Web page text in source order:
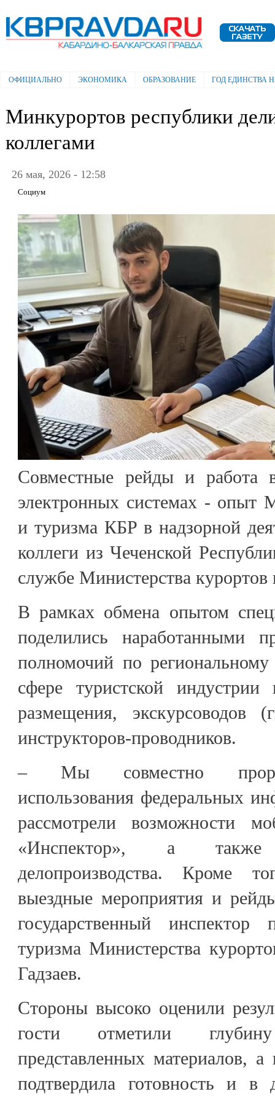
Электронная газета "Кабардино-
Балкарская правда"
Главное меню
ОФИЦИАЛЬНО ЭКОНОМИКА ОБРАЗОВАНИЕ ГОД ЕДИНСТВА
Минкурортов республики
коллегами
26 мая, 2026 - 12:58
Социум
Совместные рейды и работа
электронных системах - опыт
и туризма КБР в надзорной
коллеги из Чеченской
службе Министерства
В рамках обмена опытом
поделились наработанными
полномочий по
сфере туристской
размещения, экскурсоводов
инструкторов-проводников.
– Мы совместно
использования федеральных
рассмотрели возможности
«Инспектор», а также
делопроизводства. Кроме
выездные мероприятия и
государственный
туризма Министерства
Гадзаев.
Стороны высоко оценили
гости отметили
представленных материалов,
подтвердила готовность и в